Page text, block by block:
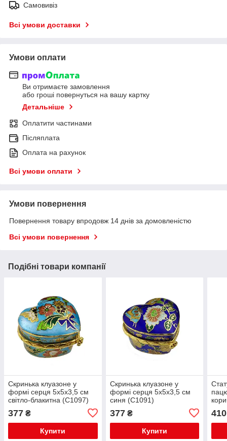
Самовивіз
Всі умови доставки
Умови оплати
Ви отримаєте замовлення
або гроші повернуться на вашу картку
Детальніше
Оплатити частинами
Післяплата
Оплата на рахунок
Всі умови оплати
Умови повернення
Повернення товару впродовж 14 днів за домовленістю
Всі умови повернення
Подібні товари компанії
Скринька клуазоне у
формі серця 5х5х3,5 см
світло-блакитна (С1097)
377 ₴
Купити
Скринька клуазоне у
формі серця 5х5х3,5 см
синя (С1091)
377₴
Купити
410